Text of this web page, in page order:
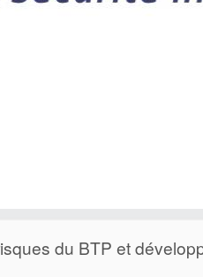
du BTP et